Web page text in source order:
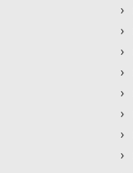
›
›
›
›
›
›
›
›